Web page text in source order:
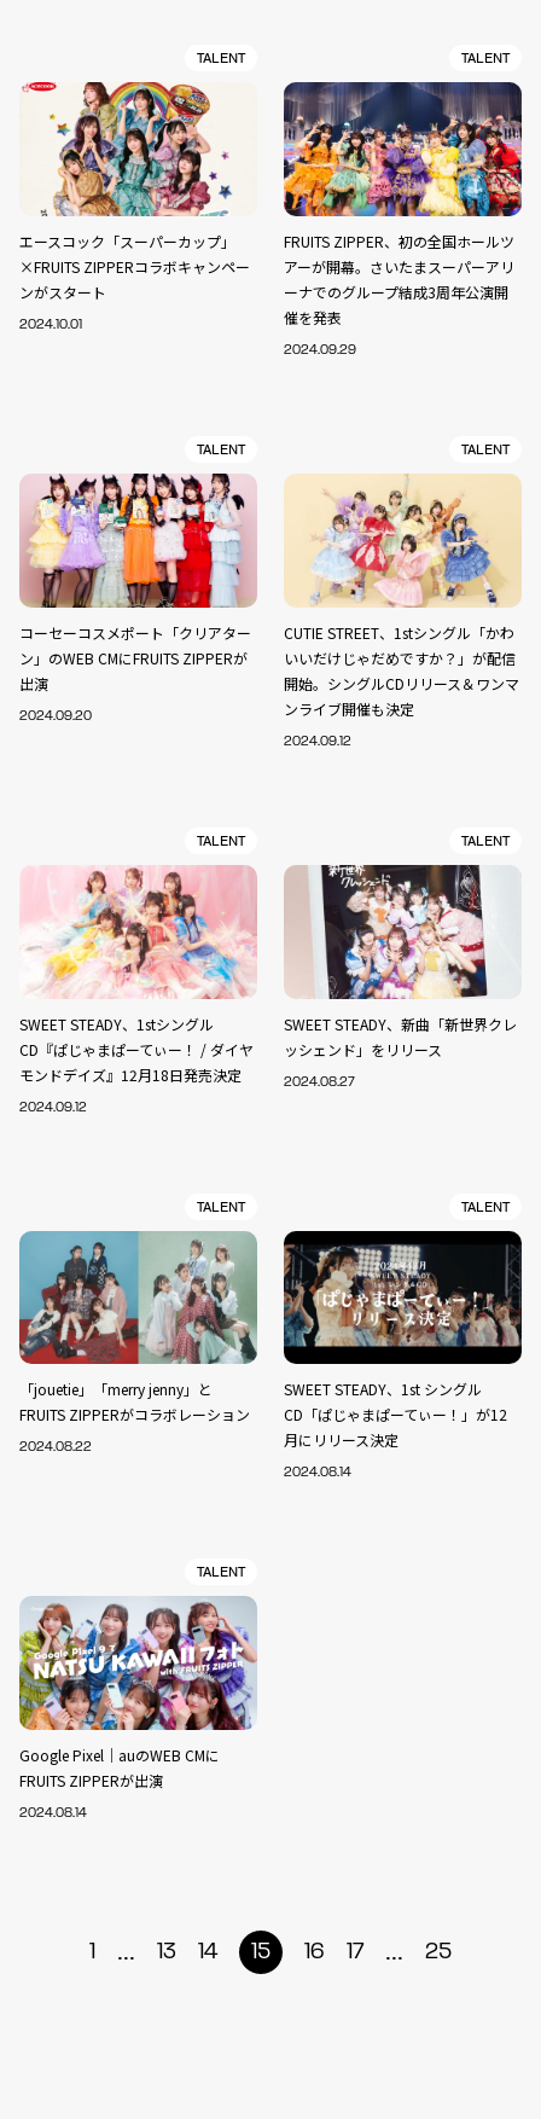
TALENT
エースコック「スーパーカップ」
×FRUITS ZIPPERコラボキャンペー
ンがスタート
2024.10.01
TALENT
FRUITS ZIPPER、初の全国ホールツ
アーが開幕。さいたまスーパーアリ
ーナでのグループ結成3周年公演開
催を発表
2024.09.29
TALENT
コーセーコスメポート「クリアター
ン」のWEB CMにFRUITS ZIPPERが
出演
2024.09.20
TALENT
CUTIE STREET、1stシングル「かわ
いいだけじゃだめですか？」が配信
開始。シングルCDリリース＆ワンマ
ンライブ開催も決定
2024.09.12
TALENT
SWEET STEADY、1stシングル
CD『ぱじゃまぱーてぃー！ / ダイヤ
モンドデイズ』12月18日発売決定
2024.09.12
TALENT
SWEET STEADY、新曲「新世界クレ
ッシェンド」をリリース
2024.08.27
TALENT
「jouetie」「merry jenny」と
FRUITS ZIPPERがコラボレーション
2024.08.22
TALENT
SWEET STEADY、1st シングル
CD「ぱじゃまぱーてぃー！」が12
月にリリース決定
2024.08.14
TALENT
Google Pixel｜auのWEB CMに
FRUITS ZIPPERが出演
2024.08.14
1 ... 13 14 15 16 17 ... 25